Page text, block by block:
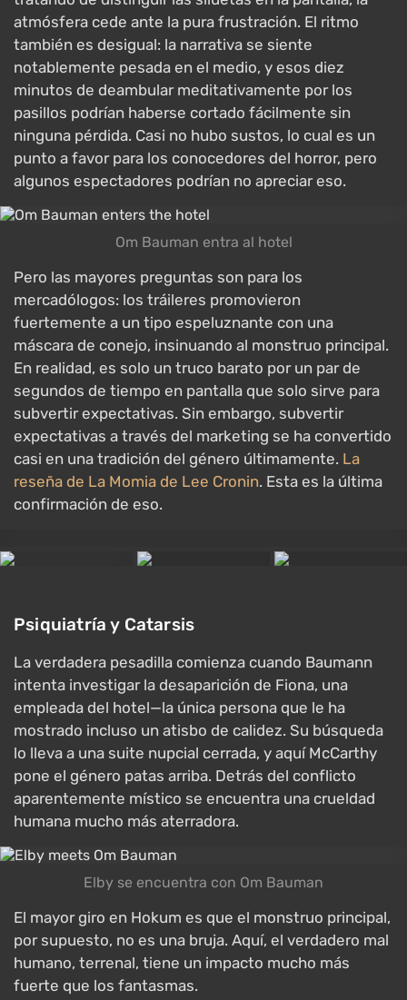
atmósfera cede ante la pura frustración. El ritmo
también es desigual: la narrativa se siente
notablemente pesada en el medio, y esos diez
minutos de deambular meditativamente por los
pasillos podrían haberse cortado fácilmente sin
ninguna pérdida. Casi no hubo sustos, lo cual es un
punto a favor para los conocedores del horror, pero
algunos espectadores podrían no apreciar eso.
Om Bauman entra al hotel
Pero las mayores preguntas son para los
mercadólogos: los tráileres promovieron
fuertemente a un tipo espeluznante con una
máscara de conejo, insinuando al monstruo principal.
En realidad, es solo un truco barato por un par de
segundos de tiempo en pantalla que solo sirve para
subvertir expectativas. Sin embargo, subvertir
expectativas a través del marketing se ha convertido
casi en una tradición del género últimamente. La
reseña de La Momia de Lee Cronin. Esta es la última
confirmación de eso.
Psiquiatría y Catarsis
La verdadera pesadilla comienza cuando Baumann
intenta investigar la desaparición de Fiona, una
empleada del hotel—la única persona que le ha
mostrado incluso un atisbo de calidez. Su búsqueda
lo lleva a una suite nupcial cerrada, y aquí McCarthy
pone el género patas arriba. Detrás del conflicto
aparentemente místico se encuentra una crueldad
humana mucho más aterradora.
Elby se encuentra con Om Bauman
El mayor giro en Hokum es que el monstruo principal,
por supuesto, no es una bruja. Aquí, el verdadero mal
humano, terrenal, tiene un impacto mucho más
fuerte que los fantasmas.